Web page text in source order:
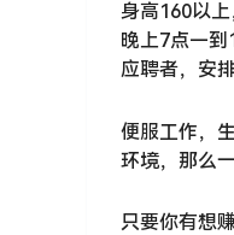
身高160以
晚上7点—到
应聘者，安
便服工作，
环境，那么
只要你有想